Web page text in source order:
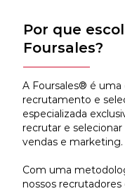
Por que
Foursales?
A Foursales® é uma
recrutamento e
especializada
recrutar e
vendas e marketing.
Com uma
nossos